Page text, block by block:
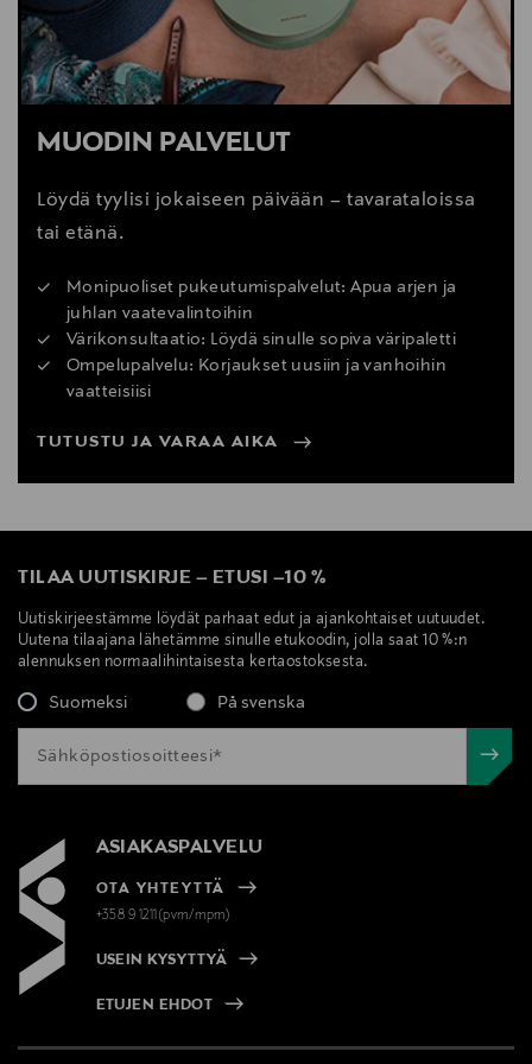
MUODIN PALVELUT
Löydä tyylisi jokaiseen päivään – tavarataloissa
tai etänä.
Monipuoliset pukeutumispalvelut: Apua arjen ja
juhlan vaatevalintoihin
Värikonsultaatio: Löydä sinulle sopiva väripaletti
Ompelupalvelu: Korjaukset uusiin ja vanhoihin
vaatteisiisi
TUTUSTU JA VARAA AIKA
TILAA UUTISKIRJE – ETUSI –10 %
Uutiskirjeestämme löydät parhaat edut ja ajankohtaiset uutuudet.
Uutena tilaajana lähetämme sinulle etukoodin, jolla saat 10 %:n
alennuksen normaalihintaisesta kertaostoksesta.
Suomeksi På svenska
ASIAKASPALVELU
OTA YHTEYTTÄ
+358 9 1211(pvm/mpm)
USEIN KYSYTTYÄ
ETUJEN EHDOT